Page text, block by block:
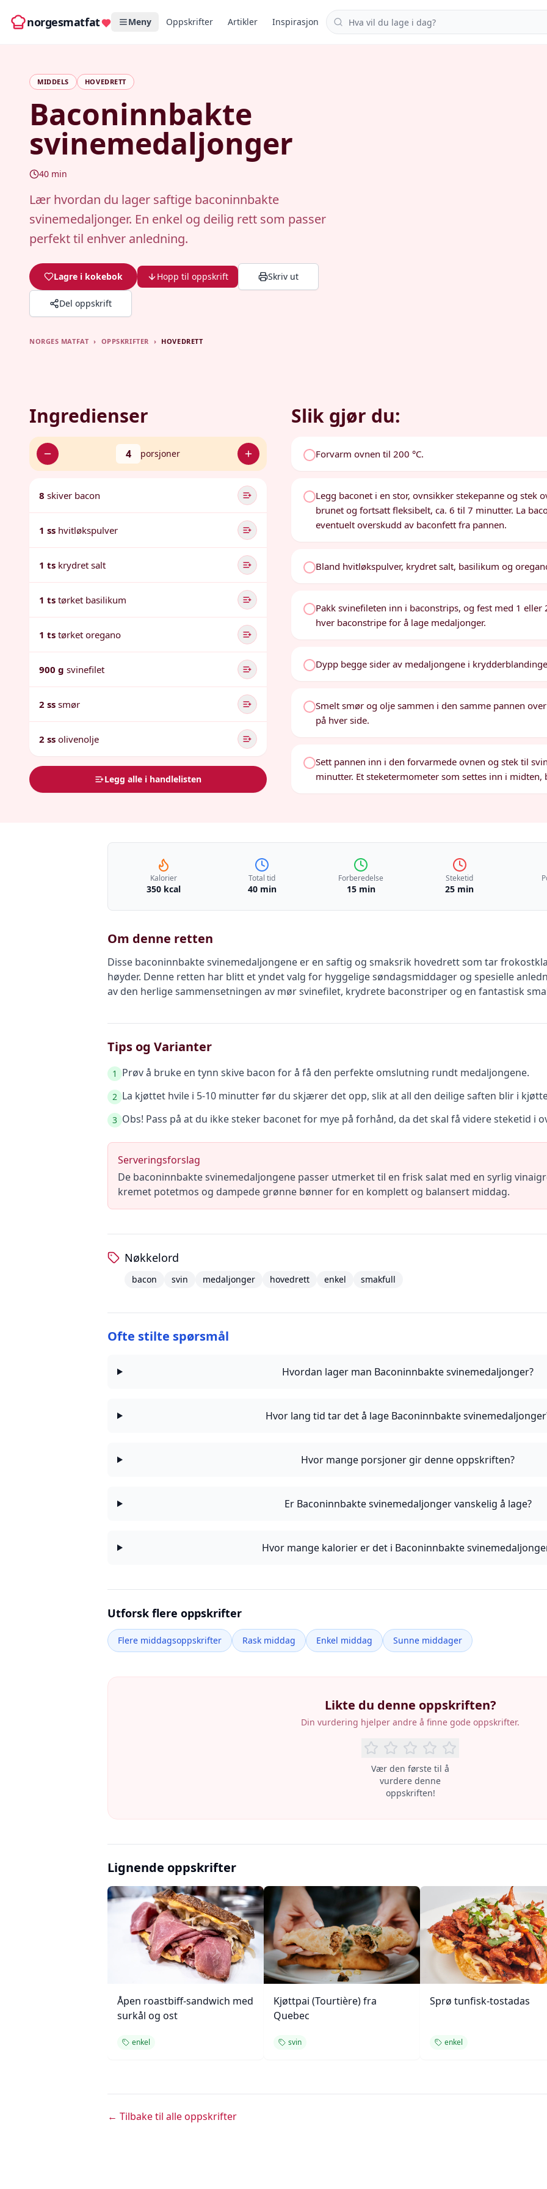
norgesmatfat Meny Oppskrifter Artikler Inspirasjon Søk i oppskrifter
MIDDELS HOVEDRETT
Baconinnbakte
svinemedaljonger
40 min
Lær hvordan du lager saftige baconinnbakte
svinemedaljonger. En enkel og deilig rett som passer
perfekt til enhver anledning.
Lagre i kokebok Hopp til oppskrift Skriv ut
Del oppskrift
NORGES MATFAT › OPPSKRIFTER › HOVEDRETT
Ingredienser
4 porsjoner
8 skiver bacon
1 ss hvitløkspulver
1 ts krydret salt
1 ts tørket basilikum
1 ts tørket oregano
900 g svinefilet
2 ss smør
2 ss olivenolje
Legg alle i handlelisten
Slik gjør du:
Forvarm ovnen til 200 °C.
Legg baconet i en stor, ovnsikker stekepanne og
brunet og fortsatt fleksibelt, ca. 6 til 7 minutter. La
eventuelt overskudd av baconfett fra pannen.
Bland hvitløkspulver, krydret salt, basilikum og
Pakk svinefileten inn i baconstrips, og fest med 1
hver baconstripe for å lage medaljonger.
Dypp begge sider av medaljongene i
Smelt smør og olje sammen i den samme pannen
på hver side.
Sett pannen inn i den forvarmede ovnen og stek til
minutter. Et steketermometer som settes inn i midten,
Kalorier
350 kcal
Total tid
40 min
Forberedelse
15 min
Steketid
25 min
Om denne retten
Disse baconinnbakte svinemedaljongene er en saftig og smaksrik hovedrett som tar
høyder. Denne retten har blitt et yndet valg for hyggelige søndagsmiddager og spesielle
av den herlige sammensetningen av mør svinefilet, krydrete baconstriper og en fantastisk
Tips og Varianter
1 Prøv å bruke en tynn skive bacon for å få den perfekte omslutning rundt medaljongene.
2 La kjøttet hvile i 5-10 minutter før du skjærer det opp, slik at all den deilige saften blir i
3 Obs! Pass på at du ikke steker baconet for mye på forhånd, da det skal få videre steketid i
Serveringsforslag
De baconinnbakte svinemedaljongene passer utmerket til en frisk salat med en syrlig
kremet potetmos og dampede grønne bønner for en komplett og balansert middag.
Nøkkelord
bacon svin medaljonger hovedrett enkel smakfull
Ofte stilte spørsmål
Hvordan lager man Baconinnbakte svinemedaljonger?
Hvor lang tid tar det å lage Baconinnbakte
Hvor mange porsjoner gir denne oppskriften?
Er Baconinnbakte svinemedaljonger vanskelig å lage?
Hvor mange kalorier er det i Baconinnbakte
Utforsk flere oppskrifter
Flere middagsoppskrifter Rask middag Enkel middag Sunne middager
Likte du denne oppskriften?
Din vurdering hjelper andre å finne gode oppskrifter.
Vær den første til å
vurdere denne
oppskriften!
Lignende oppskrifter
Åpen roastbiff-sandwich med
surkål og ost
enkel
Kjøttpai (Tourtière) fra
Quebec
svin
Sprø tunfisk-tostadas
enkel
← Tilbake til alle oppskrifter